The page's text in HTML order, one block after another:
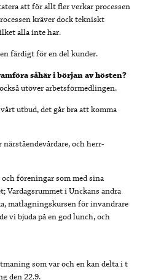
att för allt fler verkar processen
kräver dock tekniskt
alla inte har.
färdigt för en del kunder.
såhär i början av hösten?
utöver arbetsförmedlingen.
utbud, det går bra att komma
och herr-
föreningar som med sina
Vardagsrummet i Unckans andra
matlagningskursen för invandrare
vi bjuda på en god lunch, och
som var och en kan delta i t
den 22.9.